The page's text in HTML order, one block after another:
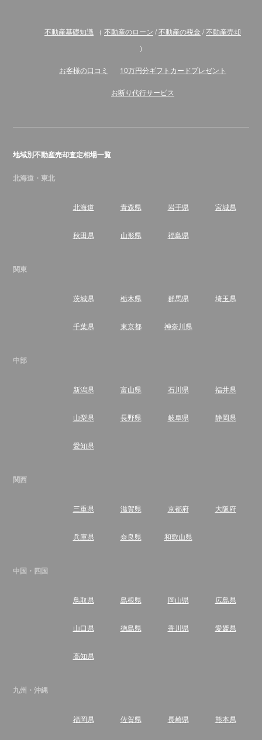
不動産基礎知識 （ 不動産のローン /不動産の税金 /不動産売却
）
お客様の口コミ 10万円分ギフトカードプレゼント
お断り代行サービス
地域別不動産売却査定相場一覧
北海道・東北
北海道 青森県 岩手県 宮城県
秋田県 山形県 福島県
関東
茨城県 栃木県 群馬県 埼玉県
千葉県 東京都 神奈川県
中部
新潟県 富山県 石川県 福井県
山梨県 長野県 岐阜県 静岡県
愛知県
関西
三重県 滋賀県 京都府 大阪府
兵庫県 奈良県 和歌山県
中国・四国
鳥取県 島根県 岡山県 広島県
山口県 徳島県 香川県 愛媛県
高知県
九州・沖縄
福岡県 佐賀県 長崎県 熊本県